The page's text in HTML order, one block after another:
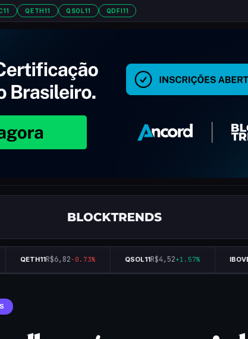
QETH11 QSOL11 QDFI11
QETH11R$6,82-0.73% QSOL11R$4,52+1.57%